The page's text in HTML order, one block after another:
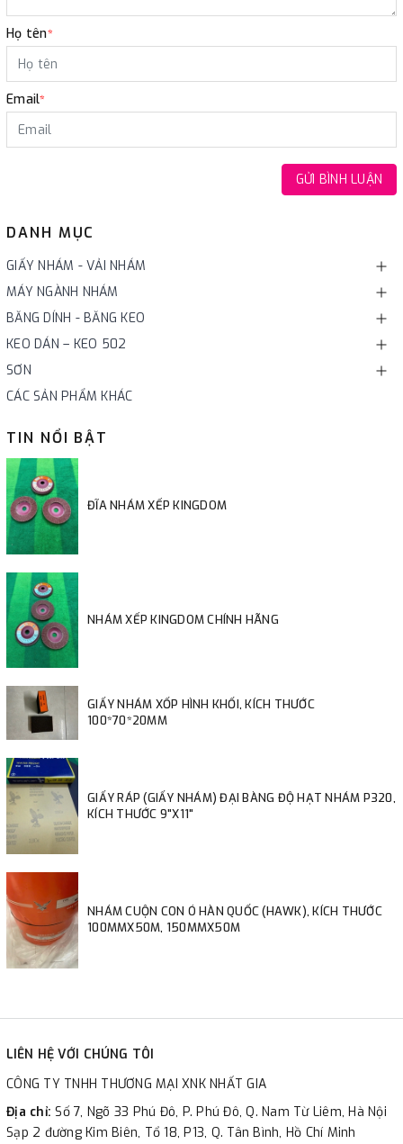
DANH MỤC
GIẤY NHÁM - VẢI NHÁM
MÁY NGÀNH NHÁM
BĂNG DÍNH - BĂNG KEO
KEO DÁN – KEO 502
SƠN
CÁC SẢN PHẨM KHÁC
TIN NỔI BẬT
ĐĨA NHÁM XẾP KINGDOM
NHÁM XẾP KINGDOM CHÍNH HÃNG
GIẤY NHÁM XỐP HÌNH KHỐI, KÍCH THƯỚC
100*70*20MM
GIẤY RÁP (GIẤY NHÁM) ĐẠI BÀNG ĐỘ HẠT NHÁM P320,
KÍCH THƯỚC 9"X11"
NHÁM CUỘN CON Ó HÀN QUỐC (HAWK), KÍCH THƯỚC
100MMX50M, 150MMX50M
Họ tên*
Email*
GỬI BÌNH LUẬN
LIÊN HỆ VỚI CHÚNG TÔI
CÔNG TY TNHH THƯƠNG MẠI XNK NHẤT GIA
Địa chỉ:Số 7, Ngõ 33 Phú Đô, P. Phú Đô, Q. Nam Từ Liêm, Hà Nội
Sạp 2 đường Kim Biên, Tổ 18, P13, Q. Tân Bình, Hồ Chí Minh